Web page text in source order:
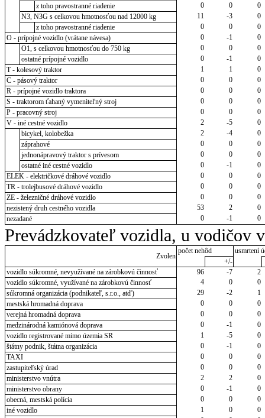
z toho pravostranné riadenie
0 0
0
N3, N3G s celkovou hmotnosťou nad 12000 kg
11 -3
0
z toho pravostranné riadenie
0 0
0
O - prípojné vozidlo (vrátane návesa)
0 -1
0
O1, s celkovou hmotnosťou do 750 kg
0 0
0
ostatné prípojné vozidlo
0 -1
0
T - kolesový traktor
1 1
0
C - pásový traktor
0 0
0
R - prípojné vozidlo traktora
0 0
0
S - traktorom ťahaný vymeniteľný stroj
0 0
0
P - pracovný stroj
0 0
0
V - iné cestné vozidlo
2 -5
0
bicykel, kolobežka
2 -4
0
záprahové
0 0
0
jednonápravový traktor s prívesom
0 0
0
ostatné iné cestné vozidlo
0 -1
0
ELEK - električkové dráhové vozidlo
0 0
0
TR - trolejbusové dráhové vozidlo
0 0
0
ZE - železničné dráhové vozidlo
0 0
0
nezistený druh cestného vozidla
53 2
0
nezadané
0 -1 0
Prevádzkovateľ vozidla, u vodičov
Zvolen
počet nehôd
usmrtení
+/-
vozidlo súkromné, nevyužívané na zárobkovú činnosť
96 -7
2
vozidlo súkromné, využívané na zárobkovú činnosť
4 0
0
súkromná organizácia (podnikateľ, s.r.o., atď)
29 -2
1
mestská hromadná doprava
0 0
0
verejná hromadná doprava
0 0
0
medzinárodná kamiónová doprava
0 -1
0
vozidlo registrované mimo územia SR
1 -5
0
štátny podnik, štátna organizácia
0 -1
0
TAXI
0 0
0
zastupiteľský úrad
0 0
0
ministerstvo vnútra
2 2
0
ministerstvo obrany
0 -1
0
obecná, mestská polícia
0 0
0
iné vozidlo
1 0
0